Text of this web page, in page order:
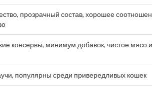
прозрачный состав, хорошее
консервы, минимум добавок, чистое мясо и
популярны среди привередливых кошек